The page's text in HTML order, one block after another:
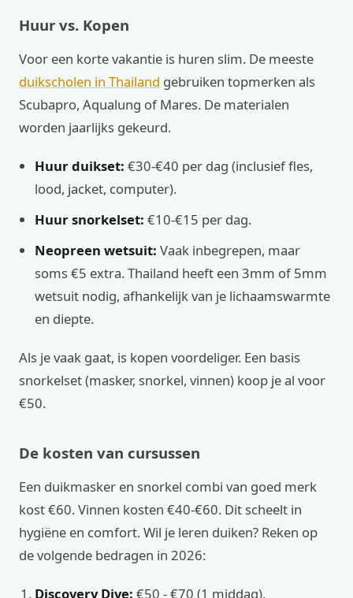
Huur vs. Kopen
Voor een korte vakantie is huren slim. De meeste
duikscholen in Thailand gebruiken topmerken als
Scubapro, Aqualung of Mares. De materialen
worden jaarlijks gekeurd.
Huur duikset: €30-€40 per dag (inclusief fles,
lood, jacket, computer).
Huur snorkelset: €10-€15 per dag.
Neopreen wetsuit: Vaak inbegrepen, maar
soms €5 extra. Thailand heeft een 3mm of 5mm
wetsuit nodig, afhankelijk van je lichaamswarmte
en diepte.
Als je vaak gaat, is kopen voordeliger. Een basis
snorkelset (masker, snorkel, vinnen) koop je al voor
€50.
De kosten van cursussen
Een duikmasker en snorkel combi van goed merk
kost €60. Vinnen kosten €40-€60. Dit scheelt in
hygiëne en comfort. Wil je leren duiken? Reken op
de volgende bedragen in 2026:
Discovery Dive: €50 - €70 (1 middag).